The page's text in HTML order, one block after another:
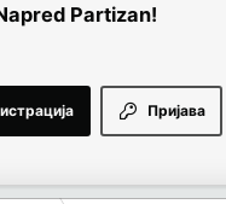
Partizan!
Пријава